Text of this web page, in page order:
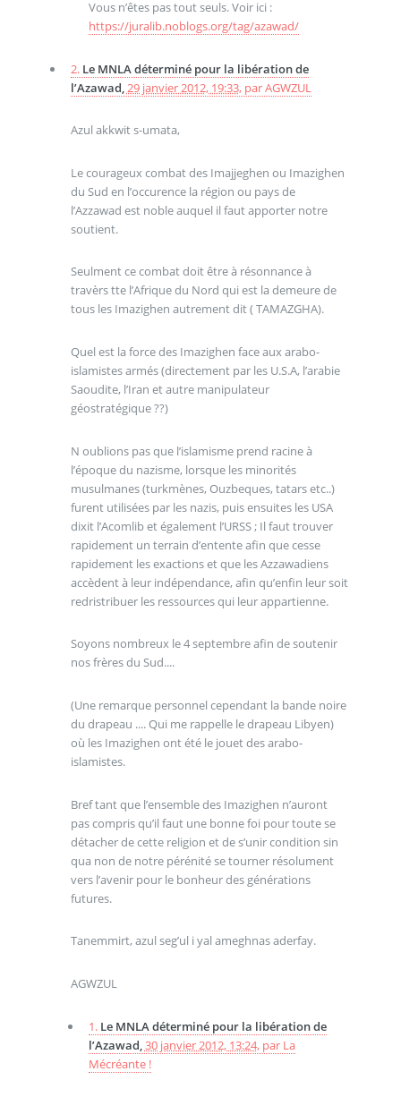
Vous n’êtes pas tout seuls. Voir ici :
https://juralib.noblogs.org/tag/azawad/
2. Le MNLA déterminé pour la libération de
l’Azawad, 29 janvier 2012, 19:33, parAGWZUL
Azul akkwit s-umata,
Le courageux combat des Imajjeghen ou Imazighen
du Sud en l’occurence la région ou pays de
l’Azzawad est noble auquel il faut apporter notre
soutient.
Seulment ce combat doit être à résonnance à
travèrs tte l’Afrique du Nord qui est la demeure de
tous les Imazighen autrement dit ( TAMAZGHA).
Quel est la force des Imazighen face aux arabo-
islamistes armés (directement par les U.S.A, l’arabie
Saoudite, l’Iran et autre manipulateur
géostratégique ??)
N oublions pas que l’islamisme prend racine à
l’époque du nazisme, lorsque les minorités
musulmanes (turkmènes, Ouzbeques, tatars etc..)
furent utilisées par les nazis, puis ensuites les USA
dixit l’Acomlib et également l’URSS ; Il faut trouver
rapidement un terrain d’entente afin que cesse
rapidement les exactions et que les Azzawadiens
accèdent à leur indépendance, afin qu’enfin leur soit
redristribuer les ressources qui leur appartienne.
Soyons nombreux le 4 septembre afin de soutenir
nos frères du Sud....
(Une remarque personnel cependant la bande noire
du drapeau .... Qui me rappelle le drapeau Libyen)
où les Imazighen ont été le jouet des arabo-
islamistes.
Bref tant que l’ensemble des Imazighen n’auront
pas compris qu’il faut une bonne foi pour toute se
détacher de cette religion et de s’unir condition sin
qua non de notre pérénité se tourner résolument
vers l’avenir pour le bonheur des générations
futures.
Tanemmirt, azul seg’ul i yal ameghnas aderfay.
AGWZUL
1. Le MNLA déterminé pour la libération de
l’Azawad,30 janvier 2012, 13:24, par La
Mécréante !